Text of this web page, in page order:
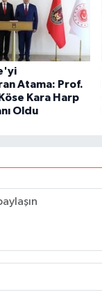
Atama: Prof.
Kara Harp
Oldu